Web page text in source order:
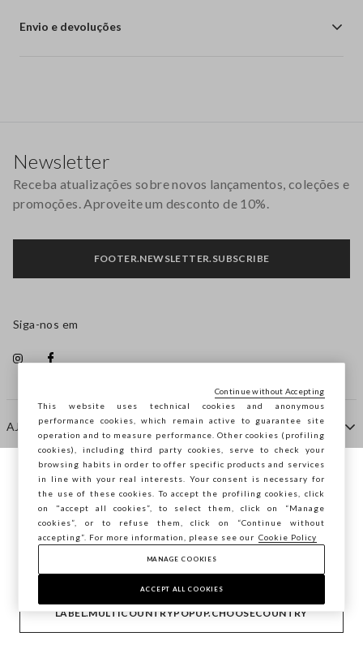
Envio e devoluções
AJUDA
EMPRESA
CONTACTE-NOS
Newsletter
Receba atualizações sobre novos lançamentos, coleções e
promoções. Aproveite um desconto de 10%.
FOOTER.NEWSLETTER.SUBSCRIBE
Siga-nos em
Copyright © Ovs S.p.A. -
Está a navegar na STEFANEL Portugal,
deseja guardar a sua localização?
CONFIRMAR
LABEL.MULTICOUNTRYPOPUP.CHOOSECOUNTRY
footer.item.country Portugal
This website uses technical cookies and anonymous
performance cookies, which remain active to guarantee site
operation and to measure performance. Other cookies (profiling
cookies), including third party cookies, serve to check your
browsing habits in order to offer specific products and services
in line with your real interests. Your consent is necessary for
the use of these cookies. To accept the profiling cookies, click
on "accept all cookies”, to select them, click on “Manage
cookies”, or to refuse them, click on “Continue without
accepting”. For more information, please see our Cookie Policy
MANAGE COOKIES
ACCEPT ALL COOKIES
Continue without Accepting